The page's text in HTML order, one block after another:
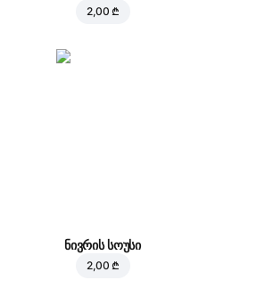
2,00 ₾
ნივრის სოუსი
2,00 ₾